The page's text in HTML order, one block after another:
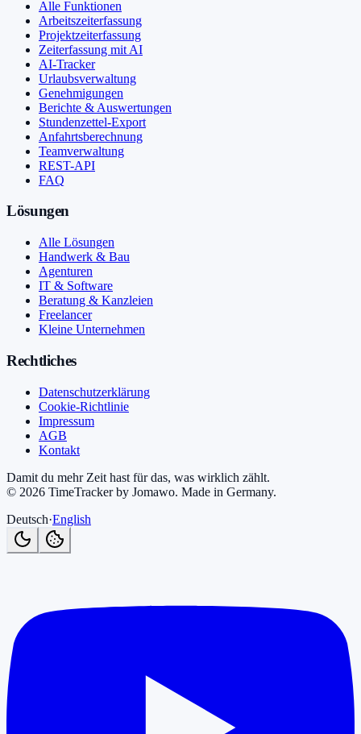
Alle Funktionen
Arbeitszeiterfassung
Projektzeiterfassung
Zeiterfassung mit AI
AI-Tracker
Urlaubsverwaltung
Genehmigungen
Berichte & Auswertungen
Stundenzettel-Export
Anfahrtsberechnung
Teamverwaltung
REST-API
FAQ
Lösungen
Alle Lösungen
Handwerk & Bau
Agenturen
IT & Software
Beratung & Kanzleien
Freelancer
Kleine Unternehmen
Rechtliches
Datenschutzerklärung
Cookie-Richtlinie
Impressum
AGB
Kontakt
Damit du mehr Zeit hast für das, was wirklich zählt.
© 2026 TimeTracker by Jomawo. Made in Germany.
Deutsch·English